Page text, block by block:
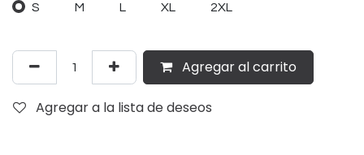
S M L XL 2XL
Agregar al carrito
Agregar a la lista de deseos